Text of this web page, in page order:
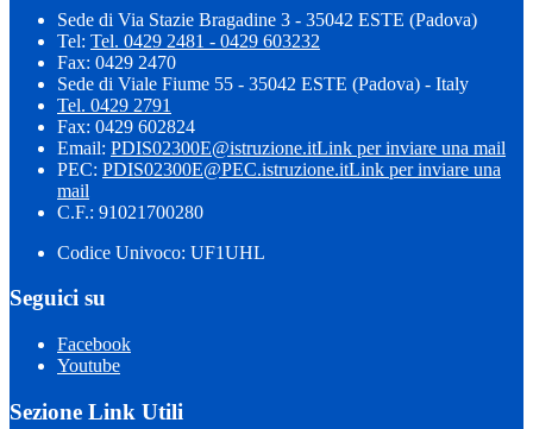
Sede di Via Stazie Bragadine 3 - 35042 ESTE (Padova)
Tel: Tel. 0429 2481 - 0429 603232
Fax: 0429 2470
Sede di Viale Fiume 55 - 35042 ESTE (Padova) - Italy
Tel. 0429 2791
Fax: 0429 602824
Email: PDIS02300E@istruzione.itLink per inviare una mail
PEC: PDIS02300E@PEC.istruzione.itLink per inviare una
mail
C.F.: 91021700280
Codice Univoco: UF1UHL
Seguici su
Facebook
Youtube
Sezione Link Utili